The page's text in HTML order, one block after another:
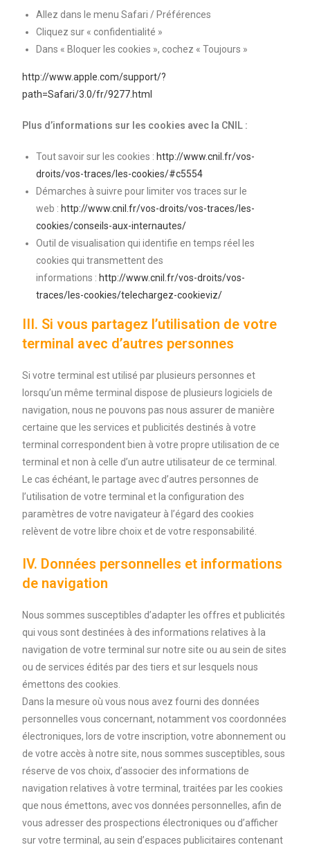
Allez dans le menu Safari / Préférences
Cliquez sur « confidentialité »
Dans « Bloquer les cookies », cochez « Toujours »
http://www.apple.com/support/?
path=Safari/3.0/fr/9277.html
Plus d’informations sur les cookies avec la CNIL :
Tout savoir sur les cookies : http://www.cnil.fr/vos-
droits/vos-traces/les-cookies/#c5554
Démarches à suivre pour limiter vos traces sur le
web : http://www.cnil.fr/vos-droits/vos-traces/les-
cookies/conseils-aux-internautes/
Outil de visualisation qui identifie en temps réel les
cookies qui transmettent des
informations : http://www.cnil.fr/vos-droits/vos-
traces/les-cookies/telechargez-cookieviz/
III. Si vous partagez l’utilisation de votre
terminal avec d’autres personnes
Si votre terminal est utilisé par plusieurs personnes et
lorsqu’un même terminal dispose de plusieurs logiciels de
navigation, nous ne pouvons pas nous assurer de manière
certaine que les services et publicités destinés à votre
terminal correspondent bien à votre propre utilisation de ce
terminal et non à celle d’un autre utilisateur de ce terminal.
Le cas échéant, le partage avec d’autres personnes de
l’utilisation de votre terminal et la configuration des
paramètres de votre navigateur à l’égard des cookies
relèvent de votre libre choix et de votre responsabilité.
IV. Données personnelles et informations
de navigation
Nous sommes susceptibles d’adapter les offres et publicités
qui vous sont destinées à des informations relatives à la
navigation de votre terminal sur notre site ou au sein de sites
ou de services édités par des tiers et sur lesquels nous
émettons des cookies.
Dans la mesure où vous nous avez fourni des données
personnelles vous concernant, notamment vos coordonnées
électroniques, lors de votre inscription, votre abonnement ou
de votre accès à notre site, nous sommes susceptibles, sous
réserve de vos choix, d’associer des informations de
navigation relatives à votre terminal, traitées par les cookies
que nous émettons, avec vos données personnelles, afin de
vous adresser des prospections électroniques ou d’afficher
sur votre terminal, au sein d’espaces publicitaires contenant